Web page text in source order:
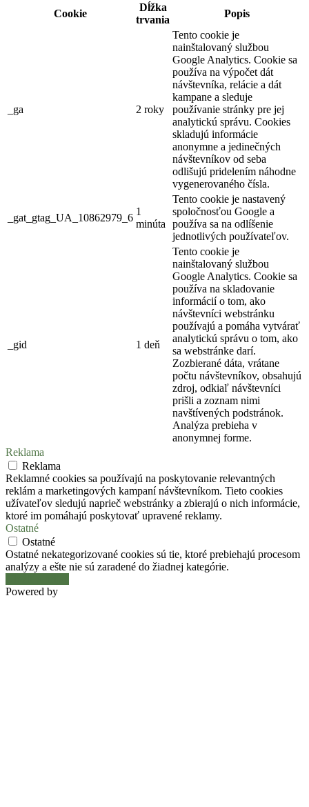
Cookie
Dĺžka
trvania
Popis
_ga 2 roky
Tento cookie je
nainštalovaný službou
Google Analytics. Cookie sa
používa na výpočet dát
návštevníka, relácie a dát
kampane a sleduje
používanie stránky pre jej
analytickú správu. Cookies
skladujú informácie
anonymne a jedinečných
návštevníkov od seba
odlišujú pridelením náhodne
vygenerovaného čísla.
_gat_gtag_UA_10862979_6
1
minúta
Tento cookie je nastavený
spoločnosťou Google a
používa sa na odlíšenie
jednotlivých používateľov.
_gid 1 deň
Tento cookie je
nainštalovaný službou
Google Analytics. Cookie sa
používa na skladovanie
informácií o tom, ako
návštevníci webstránku
používajú a pomáha vytvárať
analytickú správu o tom, ako
sa webstránke darí.
Zozbierané dáta, vrátane
počtu návštevníkov, obsahujú
zdroj, odkiaľ návštevníci
prišli a zoznam nimi
navštívených podstránok.
Analýza prebieha v
anonymnej forme.
Reklama
Reklama
Reklamné cookies sa používajú na poskytovanie relevantných
reklám a marketingových kampaní návštevníkom. Tieto cookies
užívateľov sledujú naprieč webstránky a zbierajú o nich informácie,
ktoré im pomáhajú poskytovať upravené reklamy.
Ostatné
Ostatné
Ostatné nekategorizované cookies sú tie, ktoré prebiehajú procesom
analýzy a ešte nie sú zaradené do žiadnej kategórie.
Powered by